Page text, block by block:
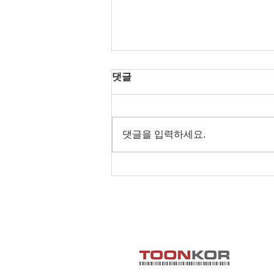
댓글
댓글을 입력하세요.